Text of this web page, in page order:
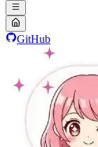
GitHub